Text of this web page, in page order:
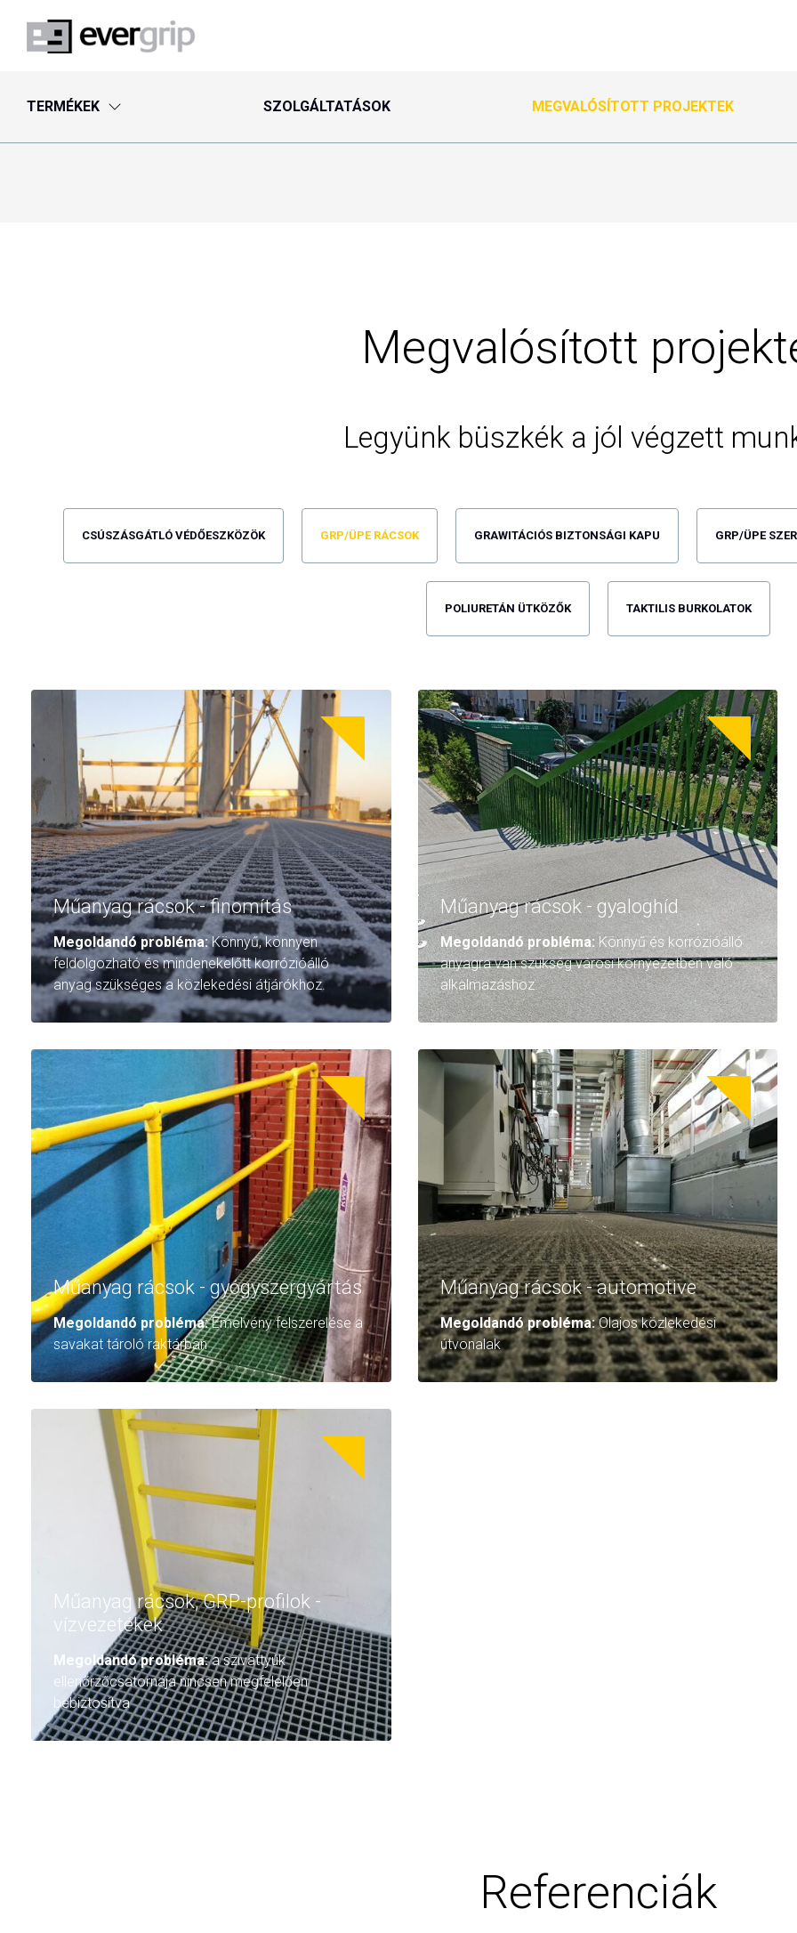
TERMÉKEK SZOLGÁLTATÁSOK MEGVALÓSÍTOTT PROJEKTEK
Megvalósított
Legyünk büszkék a jól végzett
CSÚSZÁSGÁTLÓ VÉDŐESZKÖZÖK GRP/ÜPE RÁCSOK GRAWITÁCIÓS BIZTONSÁGI KAPU GRP/ÜPE
POLIURETÁN ÜTKÖZŐK TAKTILIS BURKOLATOK
Műanyag rácsok - finomítás
Megoldandó probléma:Könnyű, könnyen
feldolgozható és mindenekelőtt korrózióálló
anyag szükséges a közlekedési átjárókhoz.
Műanyag rácsok - gyaloghíd
Megoldandó probléma:Könnyű és korrózióálló
anyagra van szükség városi környezetben való
alkalmazáshoz.
Műanyag rácsok - gyógyszergyártás
Megoldandó probléma:Emelvény felszerelése a
savakat tároló raktárban
Műanyag rácsok - automotive
Megoldandó probléma:Olajos közlekedési
útvonalak
Műanyag rácsok, GRP-profilok -
vízvezetékek
Megoldandó probléma:a szivattyúk
ellenőrzőcsatornája nincsen megfelelően
bebiztosítva
Referenciák